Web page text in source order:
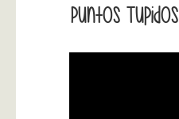
Puntos Tupidos